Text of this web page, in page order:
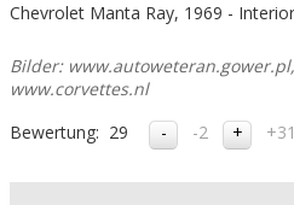
Chevrolet Manta Ray, 1969 - Interior
Bilder:
www.corvettes.nl
Bewertung: 29 -2 +31